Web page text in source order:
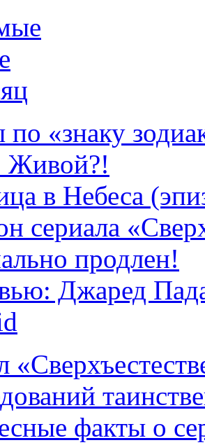
«знаку
Живой?!
в Небеса
сериала
продлен!
Джаред
факты о